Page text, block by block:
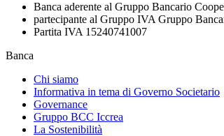
Banca aderente al Gruppo Bancario
partecipante al Gruppo IVA Gruppo
Partita IVA 15240741007
Banca
Chi siamo
Informativa in tema di Governo Societario
Governance
Gruppo BCC Iccrea
La Sostenibilità